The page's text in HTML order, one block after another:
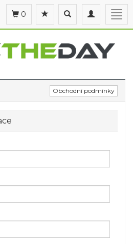
Toggle
navigation
Toggle
search
0
Obchodní podmínky